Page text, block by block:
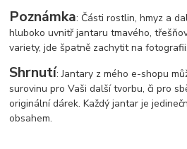
Poznámka: Části rostlin, hmyz a
hluboko uvnitř jantaru tmavého,
variety, jde špatně zachytit na fotografii.
Shrnutí: Jantary z mého e-shopu
surovinu pro Vaši další tvorbu, či pro
originální dárek. Každý jantar je
obsahem.